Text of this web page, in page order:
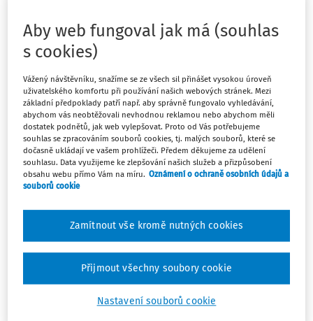
odpracované hodiny? Pracuje totiž i na noční směně
poslední den v měsíci, kdy 5 hodin počítáme do daného
měsíce a 7 hodin již do celkových odpracovaných hodin
Odpověď
Tento dokument je jen pro
předplatitele
Aby web fungoval jak má (souhlas
s cookies)
Vážený návštěvníku, snažíme se ze všech sil přinášet vysokou úroveň
uživatelského komfortu při používání našich webových stránek. Mezi
základní předpoklady patří např. aby správně fungovalo vyhledávání,
abychom vás neobtěžovali nevhodnou reklamou nebo abychom měli
dostatek podnětů, jak web vylepšovat. Proto od Vás potřebujeme
souhlas se zpracováním souborů cookies, tj. malých souborů, které se
dočasně ukládají ve vašem prohlížeči. Předem děkujeme za udělení
souhlasu. Data využijeme ke zlepšování našich služeb a přizpůsobení
obsahu webu přímo Vám na míru. Oznámení o ochraně osobních údajů a
souborů cookie
Nastavení souborů cookie
Zamítnout vše kromě nutných cookies
Přijmout všechny soubory cookie